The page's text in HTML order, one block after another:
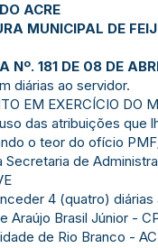
ACRE
MUNICIPAL DE
Nº. 181 DE 08 DE
diárias ao servidor.
EM EXERCÍCIO DO
das atribuições
o teor do ofício
Secretaria de
4 (quatro)
Araújo Brasil Júnior -
de Rio Branco -